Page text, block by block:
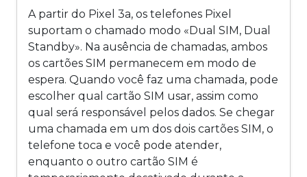
A partir do Pixel 3a, os telefones Pixel
suportam o chamado modo «Dual SIM, Dual
Standby». Na ausência de chamadas, ambos
os cartões SIM permanecem em modo de
espera. Quando você faz uma chamada, pode
escolher qual cartão SIM usar, assim como
qual será responsável pelos dados. Se chegar
uma chamada em um dos dois cartões SIM, o
telefone toca e você pode atender,
enquanto o outro cartão SIM é